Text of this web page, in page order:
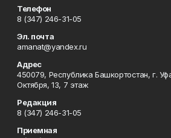
Телефон
8 (347) 246-31-05
Эл. почта
amanat@yandex.ru
Адрес
450079, Республика Башкортостан, г.
Октября, 13, 7 этаж
Редакция
8 (347) 246-31-05
Приемная